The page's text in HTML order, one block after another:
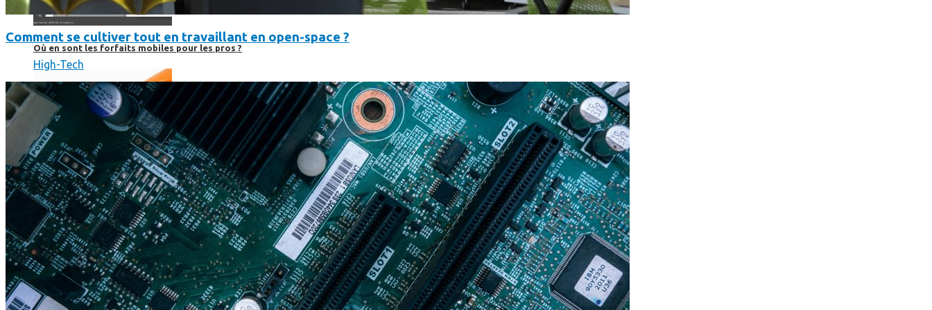
Où en sont les forfaits mobiles pour les pros ?
SmartPhone
Comment se cultiver tout en travaillant en open-space ?
High-Tech